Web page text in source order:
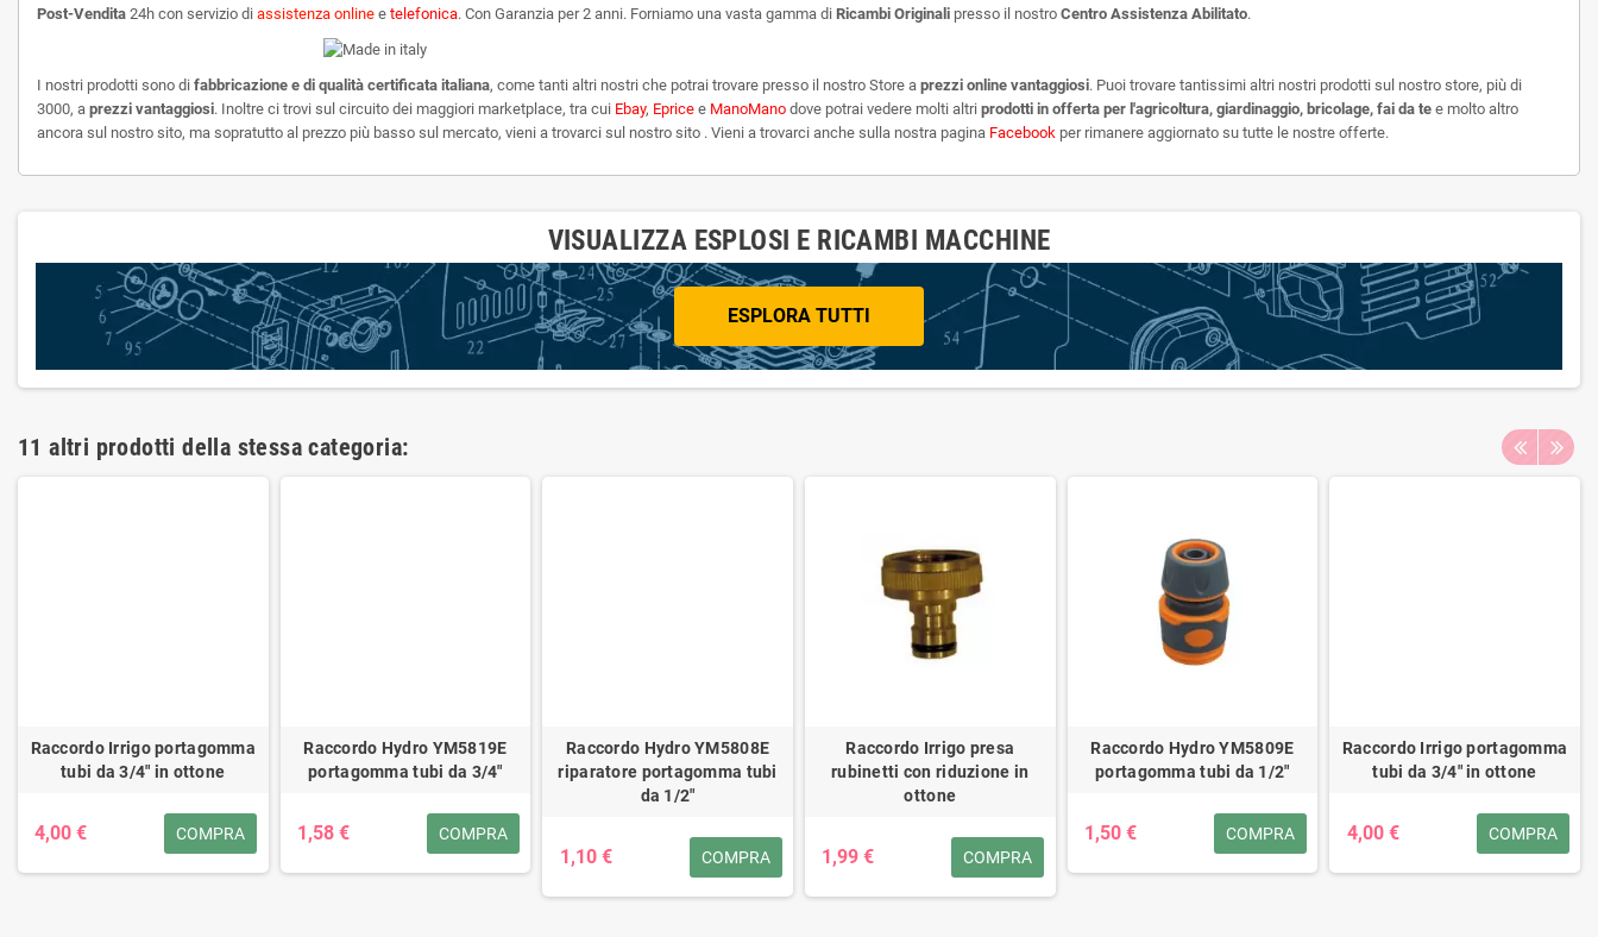
Post-Vendita 24h con servizio di assistenza online e telefonica. Con Garanzia per 2 anni. Forniamo una vasta gamma di Ricambi Originali presso il nostro Centro Assistenza Abilitato.
I nostri prodotti sono di fabbricazione e di qualità certificata italiana, come tanti altri nostri che potrai trovare presso il nostro Store a prezzi online vantaggiosi. Puoi trovare tantissimi altri nostri prodotti sul nostro store, più di
3000, a prezzi vantaggiosi. Inoltre ci trovi sul circuito dei maggiori marketplace, tra cui Ebay, Eprice e ManoMano dove potrai vedere molti altri prodotti in offerta per l'agricoltura, giardinaggio, bricolage, fai da te e molto altro
ancora sul nostro sito, ma sopratutto al prezzo più basso sul mercato, vieni a trovarci sul nostro sito . Vieni a trovarci anche sulla nostra pagina Facebook per rimanere aggiornato su tutte le nostre offerte.
VISUALIZZA ESPLOSI E RICAMBI MACCHINE
ESPLORA TUTTI
11 altri prodotti della stessa categoria:
Raccordo Irrigo portagomma
tubi da 3/4" in ottone
4,00 € COMPRA
Raccordo Hydro YM5819E
portagomma tubi da 3/4"
1,58 € COMPRA
Raccordo Hydro YM5808E
riparatore portagomma tubi
da 1/2"
1,10 € COMPRA
Raccordo Irrigo presa
rubinetti con riduzione in
ottone
1,99 € COMPRA
Raccordo Hydro YM5809E
portagomma tubi da 1/2"
1,50 € COMPRA
Raccordo Irrigo portagomma
tubi da 3/4" in ottone
4,00 € COMPRA